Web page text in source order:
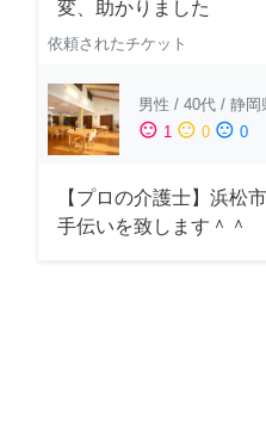
変、助かりました
依頼されたチケット
男性 / 40代 / 静岡
sentiment_satisfied 1 sentiment_neutral 0 sentiment_dissatisfied 0
【プロの介護士】浜松
手伝いを致します＾＾